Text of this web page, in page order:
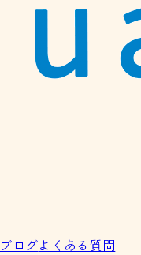
ブログよくある質問